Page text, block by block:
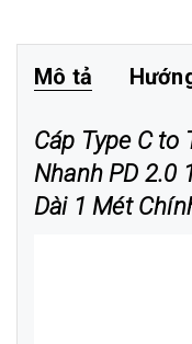
Mô tả
Cáp Type C to
Nhanh PD 2.0
Dài 1 Mét